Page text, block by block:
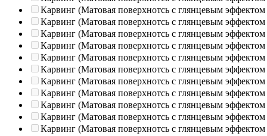
Карвинг (Матовая поверхнотсь с глянцевым эффектом
Карвинг (Матовая поверхнотсь с глянцевым эффектом
Карвинг (Матовая поверхнотсь с глянцевым эффектом
Карвинг (Матовая поверхнотсь с глянцевым эффектом
Карвинг (Матовая поверхнотсь с глянцевым эффектом
Карвинг (Матовая поверхнотсь с глянцевым эффектом
Карвинг (Матовая поверхнотсь с глянцевым эффектом
Карвинг (Матовая поверхнотсь с глянцевым эффектом
Карвинг (Матовая поверхнотсь с глянцевым эффектом
Карвинг (Матовая поверхнотсь с глянцевым эффектом
Карвинг (Матовая поверхнотсь с глянцевым эффектом